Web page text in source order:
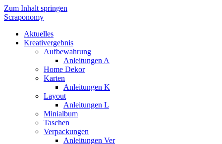
Zum Inhalt springen
Scraponomy
Aktuelles
Kreativergebnis
Aufbewahrung
Anleitungen A
Home Dekor
Karten
Anleitungen K
Layout
Anleitungen L
Minialbum
Taschen
Verpackungen
Anleitungen Ver